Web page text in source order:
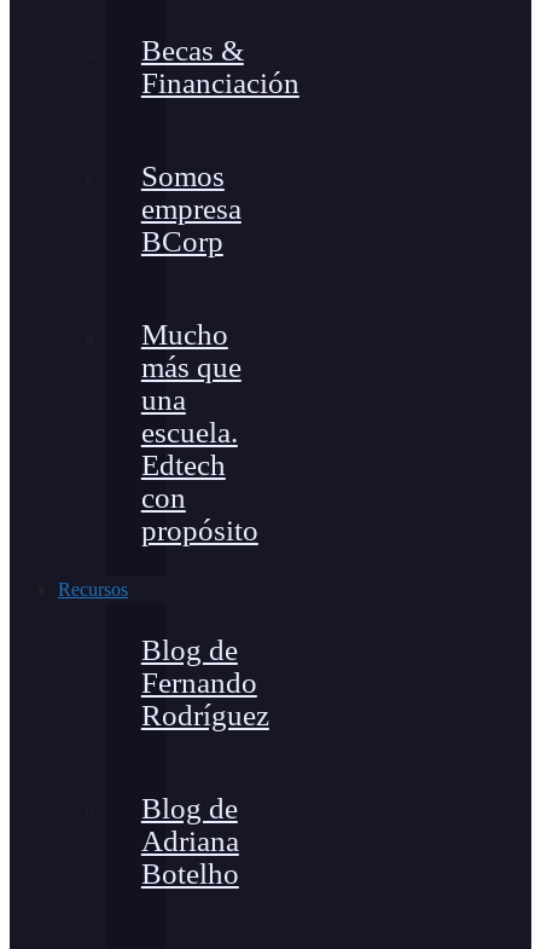
Becas &
Financiación
Somos
empresa
BCorp
Mucho
más que
una
escuela.
Edtech
con
propósito
Recursos
Blog de
Fernando
Rodríguez
Blog de
Adriana
Botelho